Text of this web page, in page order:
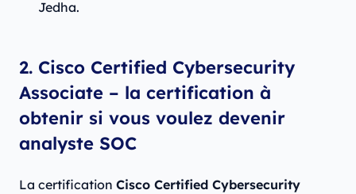
Jedha.
2. Cisco Certified Cybersecurity
Associate – la certification à
obtenir si vous voulez devenir
analyste SOC
La certification Cisco Certified Cybersecurity